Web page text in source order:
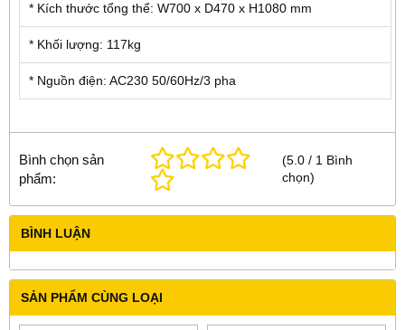
* Kích thước tổng thể: W700 x D470 x H1080 mm
* Khối lượng: 117kg
* Nguồn điện: AC230 50/60Hz/3 pha
Bình chọn sản
phẩm:
(5.0 / 1 Bình
chọn)
BÌNH LUẬN
SẢN PHẨM CÙNG LOẠI